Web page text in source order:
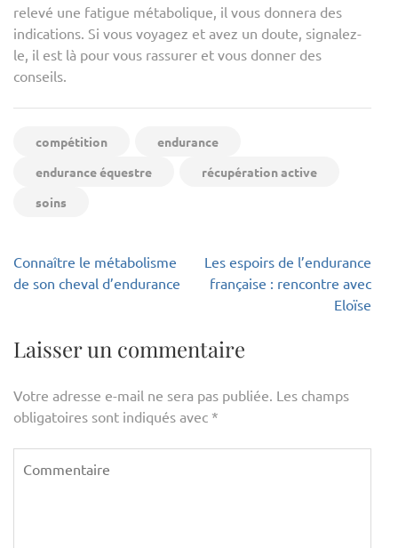
relevé une fatigue métabolique, il vous donnera des
indications. Si vous voyagez et avez un doute, signalez-
le, il est là pour vous rassurer et vous donner des
conseils.
compétition
endurance
endurance équestre
récupération active
soins
Navigation
de
Connaître le métabolisme
de son cheval d’endurance
Les espoirs de l’endurance
française : rencontre avec
Eloïse
Laisser un commentaire
Votre adresse e-mail ne sera pas publiée. Les champs
obligatoires sont indiqués avec *